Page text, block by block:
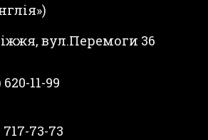
вул.Перемоги 36
11-99
717-73-73